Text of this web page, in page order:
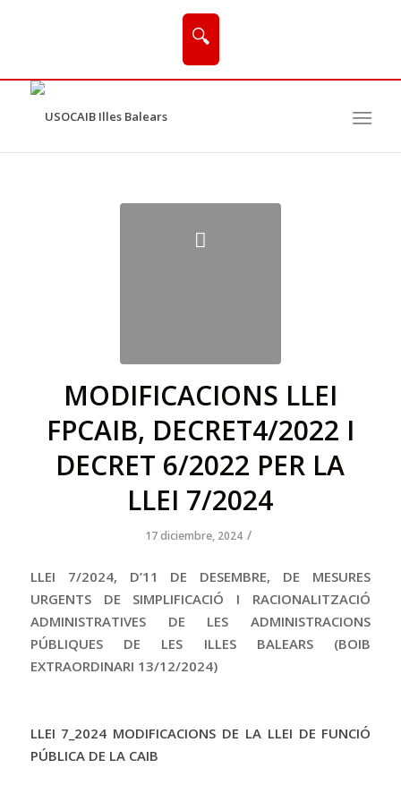
🔍
MODIFICACIONS LLEI
FPCAIB, DECRET4/2022 I
DECRET 6/2022 PER LA
LLEI 7/2024
17 diciembre, 2024 /
LLEI 7/2024, D’11 DE DESEMBRE, DE MESURES
URGENTS DE SIMPLIFICACIÓ I RACIONALITZACIÓ
ADMINISTRATIVES DE LES ADMINISTRACIONS
PÚBLIQUES DE LES ILLES BALEARS (BOIB
EXTRAORDINARI 13/12/2024)
LLEI 7_2024 MODIFICACIONS DE LA LLEI DE FUNCIÓ
PÚBLICA DE LA CAIB